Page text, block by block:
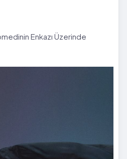
Enkazı Üzerinde